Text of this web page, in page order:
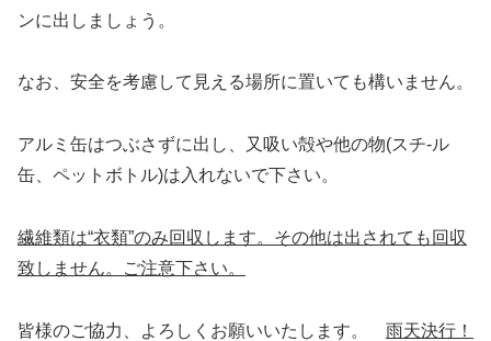
ンに出しましょう。
なお、安全を考慮して見える場所に置いても構いません。
アルミ缶はつぶさずに出し、又吸い殻や他の物(スチ-ル
缶、ペットボトル)は入れないで下さい。
繊維類は“衣類”のみ回収します。その他は出されても回収
致しません。
ご注意下さい。
皆様のご協力、よろしくお願いいたします。 雨天決行！